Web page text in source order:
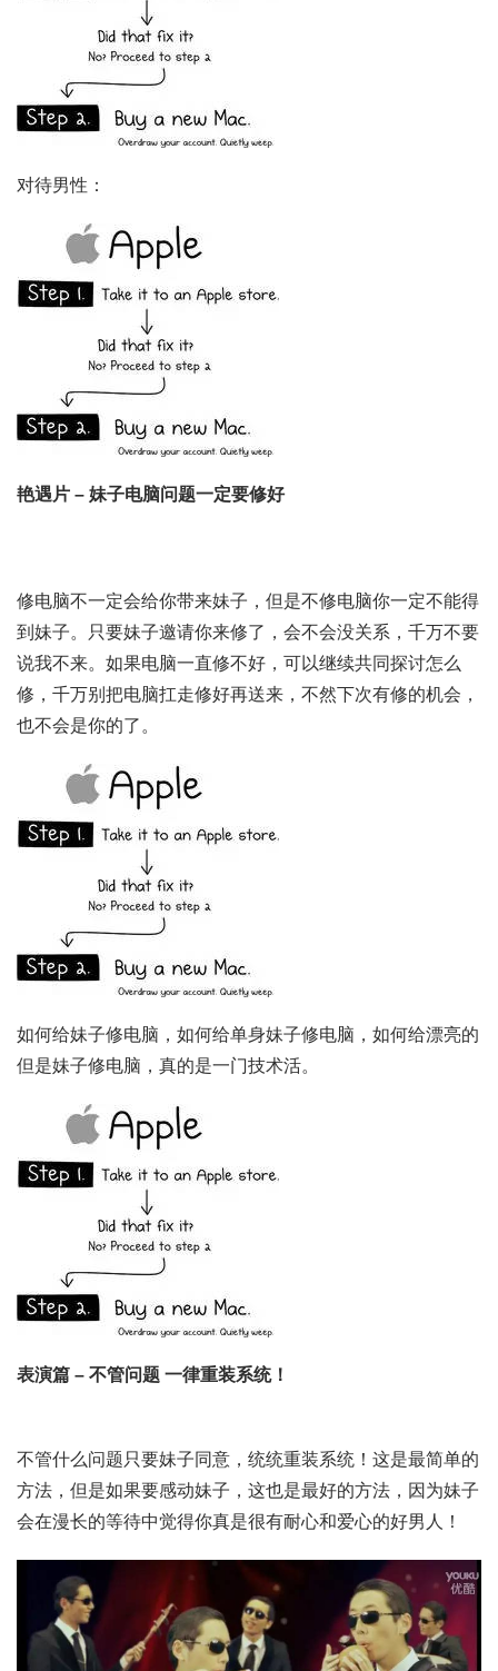
对待男性：
艳遇片 – 妹子电脑问题一定要修好
修电脑不一定会给你带来妹子，但是不修电脑你一定不能得
到妹子。只要妹子邀请你来修了，会不会没关系，千万不要
说我不来。如果电脑一直修不好，可以继续共同探讨怎么
修，千万别把电脑扛走修好再送来，不然下次有修的机会，
也不会是你的了。
如何给妹子修电脑，如何给单身妹子修电脑，如何给漂亮的
但是妹子修电脑，真的是一门技术活。
表演篇 – 不管问题 一律重装系统！
不管什么问题只要妹子同意，统统重装系统！这是最简单的
方法，但是如果要感动妹子，这也是最好的方法，因为妹子
会在漫长的等待中觉得你真是很有耐心和爱心的好男人！